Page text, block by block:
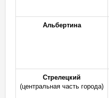
Альбертина
Стрелецкий
(центральная часть города)